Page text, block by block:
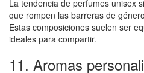
La tendencia de perfumes unisex
que rompen las barreras de
Estas composiciones suelen ser
ideales para compartir.
11. Aromas